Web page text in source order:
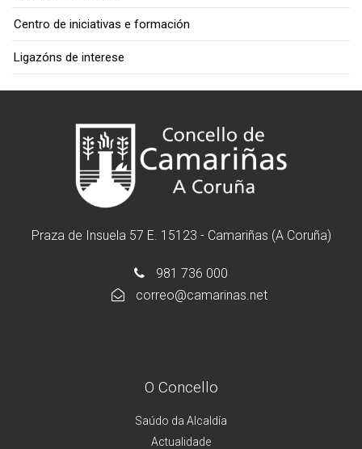
Centro de iniciativas e formación
Ligazóns de interese
Praza de Insuela 57 E. 15123 - Camariñas (A Coruña)
981 736 000
correo@camarinas.net
O Concello
Saúdo da Alcaldía
Actualidade